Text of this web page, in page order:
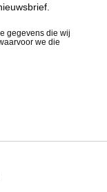
gegevens die wij
we die